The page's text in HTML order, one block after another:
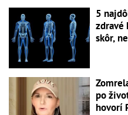
5
zdravé
skôr,
po
hovorí